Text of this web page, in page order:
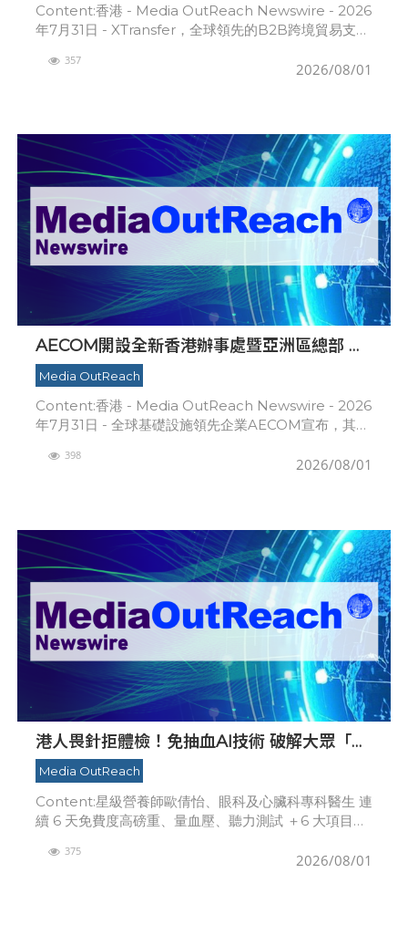
Content:香港 - Media OutReach Newswire - 2026
年7月31日 - XTransfer，全球領先的B2B跨境貿易支付
2026/08/01
357
AECOM開設全新香港辦事處暨亞洲區總部 匯
聚人才、科技與可持續發展
Media OutReach
Content:香港 - Media OutReach Newswire - 2026
年7月31日 - 全球基礎設施領先企業AECOM宣布，其全
灣83
2026/08/01
398
港人畏針拒體檢！免抽血AI技術 破解大眾「避
檢」困局，20分鐘一次過測出全身慢性炎症
Media OutReach
Content:星級營養師歐倩怡、眼科及心臟科專科醫生 連
續 6 天免費度高磅重、量血壓、聽力測試 ＋6 大項目非
告＋多場專家健康講座＋限定禮品香港
2026/08/01
375